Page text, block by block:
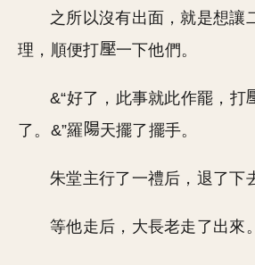
之所以沒有出面，就是想讓
理，順便打
一下他們。
&“好了，此事就此作罷，打
了。&”羅
天擺了擺手。
朱堂主行了一禮后，退了下
等他走后，大長老走了出來。